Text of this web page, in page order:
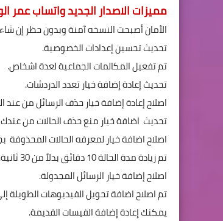
مميزات الاصدار الجديد واتساب عمر
الأمان أصبحت النسخه آمنة وبدون حظر إن شاء
تحديث تحسين إعدادات الخصوصية.
تم تفعيل المكالمات الجماعية لعدة اشخاص.
تحديث إعادة إضافة خيار تعدد الدردشات.
اصلاح إعادة إضافة خيار حذف الرسائل من عند
تحديث اضافة خيار منع حذف الحالات من
اصلاح اضافة خيار لمعرفه الحالات المحذوفة
تم زيادة مدة الحالة 10 دقائق بدلاً من 30 ثانية.
اصلاح إضافة خيار الرسائل المجدولة.
تم اصلاح اضافة تحويل الفيديوهات
يمكنك إعادة إضافة الفيسات القديمة.